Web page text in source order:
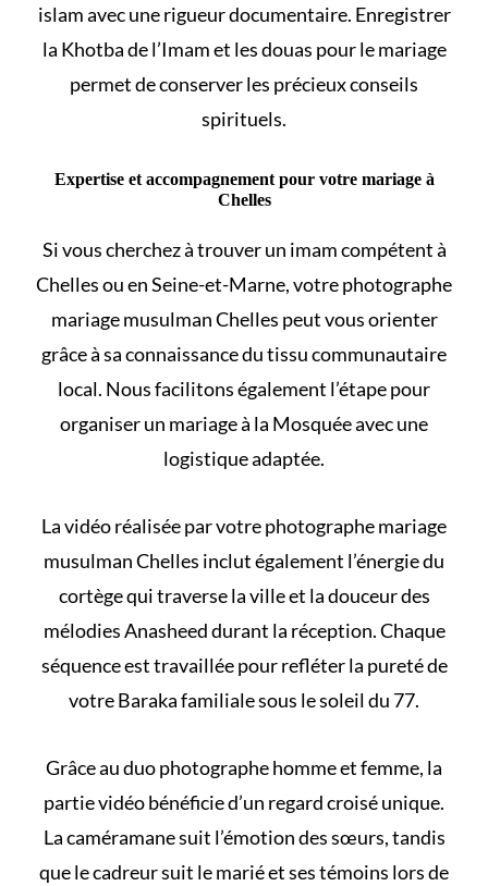
islamavec une rigueur documentaire. Enregistrer
la Khotba de l’Imam et lesdouas pour le mariage
permet de conserver les précieux conseils
spirituels.
Expertise et accompagnement pour votre mariage à
Chelles
Si vous cherchez àtrouver un imamcompétent à
Chelles ou en Seine-et-Marne, votre photographe
mariage musulman Chelles peut vous orienter
grâce à sa connaissance du tissu communautaire
local. Nous facilitons également l’étape pour
organiser un mariage à la Mosquéeavec une
logistique adaptée.
La vidéo réalisée par votre photographe mariage
musulman Chelles inclut également l’énergie du
cortège qui traverse la ville et la douceur des
mélodies Anasheed durant la réception. Chaque
séquence est travaillée pour refléter la pureté de
votre Baraka familiale sous le soleil du 77.
Grâce au duo photographe homme et femme, la
partie vidéo bénéficie d’un regard croisé unique.
La caméramane suit l’émotion des sœurs, tandis
que le cadreur suit le marié et ses témoins lors de